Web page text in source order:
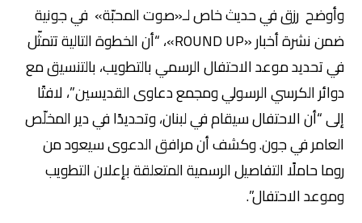
وأوضح رزق في حديث خاص لـ«صوت المحبّة» في جونية
ضمن نشرة أخبار «ROUND UP»، “أن الخطوة التالية تتمثّل
في تحديد موعد الاحتفال الرسمي بالتطويب، بالتنسيق مع
دوائر الكرسي الرسولي ومجمع دعاوى القديسين”، لافتًا
إلى “أن الاحتفال سيقام في لبنان، وتحديدًا في دير المخلّص
العامر في جون. وكشف أن مرافق الدعوى سيعود من
روما حاملًا التفاصيل الرسمية المتعلقة بإعلان التطويب
وموعد الاحتفال”.